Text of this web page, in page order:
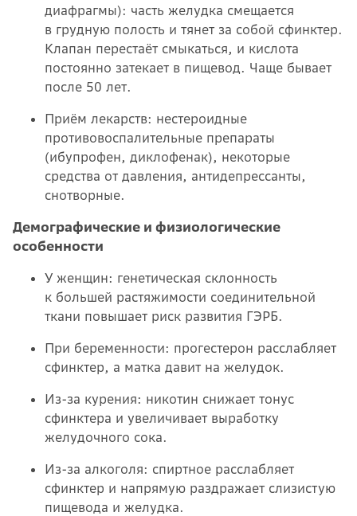
диафрагмы): часть желудка смещается
в грудную полость и тянет за собой сфинктер.
Клапан перестаёт смыкаться, и кислота
постоянно затекает в пищевод. Чаще бывает
после 50 лет.
Приём лекарств: нестероидные
противовоспалительные препараты
(ибупрофен, диклофенак), некоторые
средства от давления, антидепрессанты,
снотворные.
Демографические и физиологические
особенности
У женщин: генетическая склонность
к большей растяжимости соединительной
ткани повышает риск развития ГЭРБ.
При беременности: прогестерон расслабляет
сфинктер, а матка давит на желудок.
Из-за курения: никотин снижает тонус
сфинктера и увеличивает выработку
желудочного сока.
Из-за алкоголя: спиртное расслабляет
сфинктер и напрямую раздражает слизистую
пищевода и желудка.